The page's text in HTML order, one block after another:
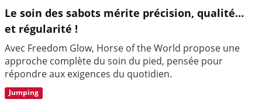
Le soin des sabots mérite précision, qualité…
et régularité !
Avec Freedom Glow, Horse of the World propose une
approche complète du soin du pied, pensée pour
répondre aux exigences du quotidien.
Jumping